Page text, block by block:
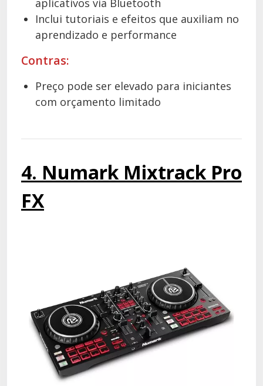
Inclui tutoriais e efeitos que auxiliam no
aprendizado e performance
Contras:
Preço pode ser elevado para iniciantes
com orçamento limitado
4. Numark Mixtrack Pro
FX